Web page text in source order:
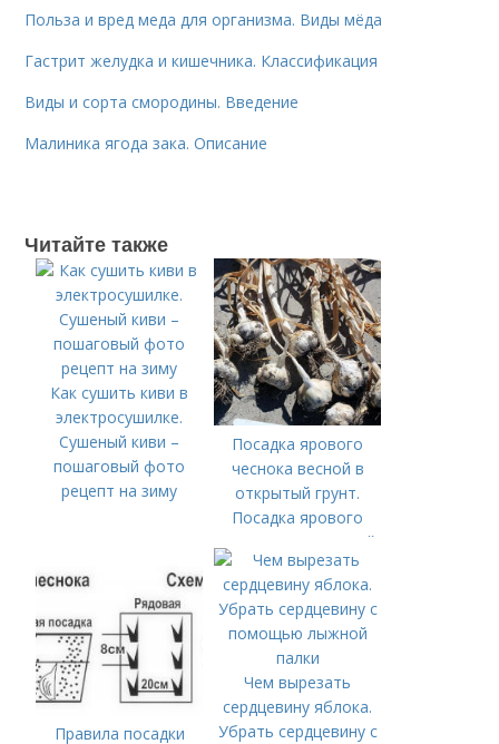
Польза и вред меда для организма. Виды мёда
Гастрит желудка и кишечника. Классификация
Виды и сорта смородины. Введение
Малиника ягода зака. Описание
Читайте также
Как сушить киви в
электросушилке.
Сушеный киви –
пошаговый фото
рецепт на зиму
Посадка ярового
чеснока весной в
открытый грунт.
Посадка ярового
чеснока в открытый
грунт
Правила посадки
Чем вырезать
сердцевину яблока.
Убрать сердцевину с